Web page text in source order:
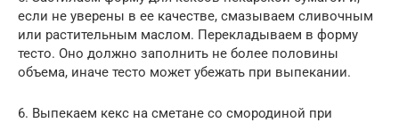
если не уверены в ее качестве, смазываем сливочным
или растительным маслом. Перекладываем в форму
тесто. Оно должно заполнить не более половины
объема, иначе тесто может убежать при выпекании.
6. Выпекаем кекс на сметане со смородиной при